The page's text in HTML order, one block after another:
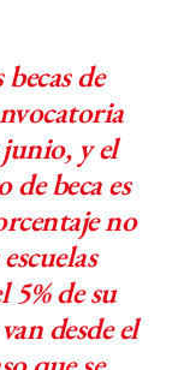
de
junio, y el
beca es
no
5% de su
desde el